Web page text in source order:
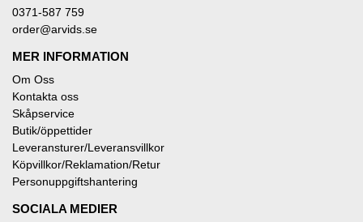
0371-587 759
order@arvids.se
MER INFORMATION
Om Oss
Kontakta oss
Skåpservice
Butik/öppettider
Leveransturer/Leveransvillkor
Köpvillkor/Reklamation/Retur
Personuppgiftshantering
SOCIALA MEDIER